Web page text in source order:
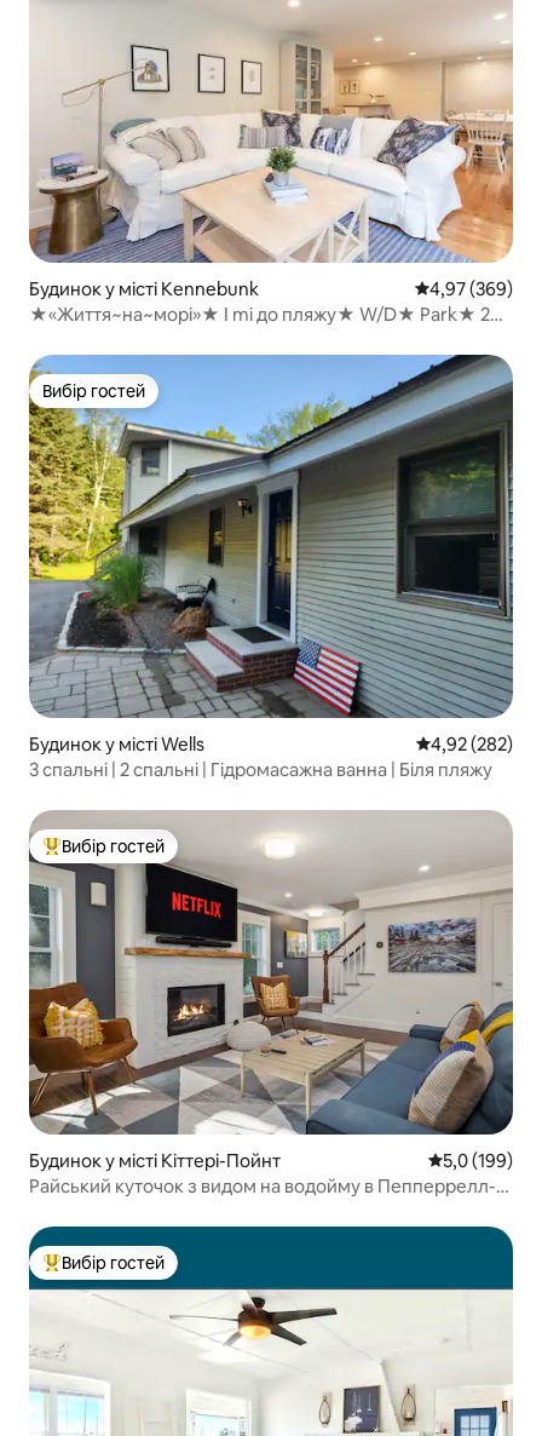
Будинок у місті Kennebunk Середня
4,97 (369)
★«Життя~на~морі»★ I mi до пляжу★ W/D★ Park★ 2
Вибір гостей
Вибір гостей
Будинок у місті Wells Середня
4,92 (282)
3 спальні | 2 спальні | Гідромасажна ванна | Біля пляжу
Топ вибір гостей
Вибір гостей
Будинок у місті Кіттері-Пойнт Середня
5,0 (199)
Райський куточок з видом на водойму в Пепперрелл-
Топ вибір гостей
Вибір гостей